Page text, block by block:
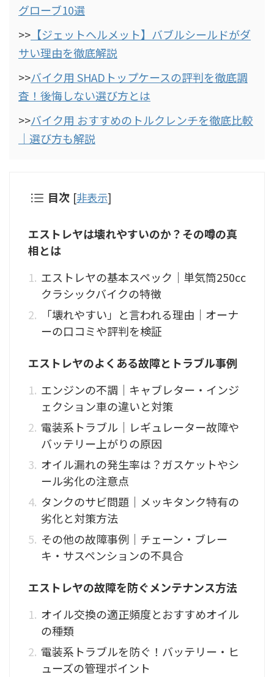
グローブ10選
>> 【ジェットヘルメット】バブルシールドがダ
サい理由を徹底解説
>>バイク用 SHADトップケースの評判を徹底調
査！後悔しない選び方とは
>>バイク用 おすすめのトルクレンチを徹底比較
｜選び方も解説
目次 [非表示]
エストレヤは壊れやすいのか？その噂の真
相とは
エストレヤの基本スペック｜単気筒250cc
クラシックバイクの特徴
「壊れやすい」と言われる理由｜オーナ
ーの口コミや評判を検証
エストレヤのよくある故障とトラブル事例
エンジンの不調｜キャブレター・インジ
ェクション車の違いと対策
電装系トラブル｜レギュレーター故障や
バッテリー上がりの原因
オイル漏れの発生率は？ガスケットやシ
ール劣化の注意点
タンクのサビ問題｜メッキタンク特有の
劣化と対策方法
その他の故障事例｜チェーン・ブレー
キ・サスペンションの不具合
エストレヤの故障を防ぐメンテナンス方法
オイル交換の適正頻度とおすすめオイル
の種類
電装系トラブルを防ぐ！バッテリー・ヒ
ューズの管理ポイント